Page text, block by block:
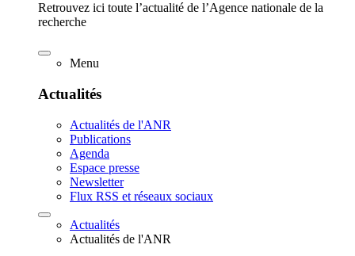
Retrouvez ici toute l’actualité de l’Agence nationale de la
recherche
Menu
Actualités
Actualités de l'ANR
Publications
Agenda
Espace presse
Newsletter
Flux RSS et réseaux sociaux
Actualités
Actualités de l'ANR